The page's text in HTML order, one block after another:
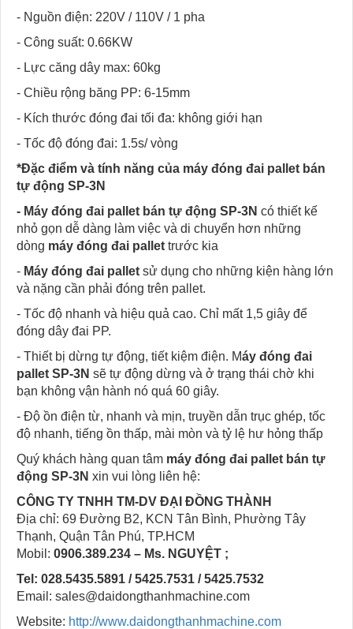
- Nguồn điện: 220V / 110V / 1 pha
- Công suất: 0.66KW
- Lực căng dây max: 60kg
- Chiều rộng băng PP: 6-15mm
- Kích thước đóng đai tối đa: không giới hạn
- Tốc độ đóng đai: 1.5s/ vòng
*Đặc điểm và tính năng của máy đóng đai pallet bán
tự động SP-3N
- Máy đóng đai pallet bán tự động SP-3N có thiết kế
nhỏ gọn dễ dàng làm việc và di chuyển hơn những
dòng máy đóng đai pallet trước kia
- Máy đóng đai pallet sử dụng cho những kiện hàng lớn
và nặng cần phải đóng trên pallet.
- Tốc độ nhanh và hiệu quả cao. Chỉ mất 1,5 giây để
đóng dây đai PP.
- Thiết bị dừng tự động, tiết kiệm điện. Máy đóng đai
pallet SP-3N sẽ tự động dừng và ở trạng thái chờ khi
bạn không vận hành nó quá 60 giây.
- Độ ồn điện từ, nhanh và mịn, truyền dẫn trục ghép, tốc
độ nhanh, tiếng ồn thấp, mài mòn và tỷ lệ hư hỏng thấp
Quý khách hàng quan tâm máy đóng đai pallet bán tự
động SP-3N xin vui lòng liên hệ:
CÔNG TY TNHH TM-DV ĐẠI ĐỒNG THÀNH
Địa chỉ: 69 Đường B2, KCN Tân Bình, Phường Tây
Thạnh, Quận Tân Phú, TP.HCM
Mobil: 0906.389.234 – Ms. NGUYỆT ;
Tel: 028.5435.5891 / 5425.7531 / 5425.7532
Email: sales@daidongthanhmachine.com
Website: http://www.daidongthanhmachine.com